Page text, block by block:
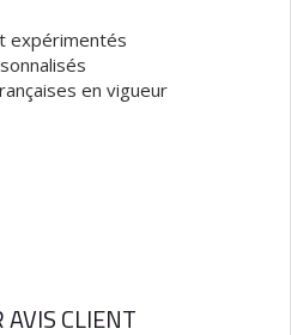
expérimentés
en vigueur
AVIS CLIENT